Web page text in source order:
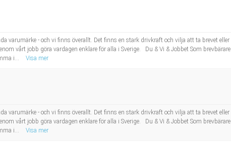
varumärke - och vi finns överallt. Det finns en stark drivkraft och vilja att ta brevet eller
vårt jobb göra vardagen enklare för alla i Sverige. Du & Vi & Jobbet Som brevbärare
i...
Visa mer
varumärke - och vi finns överallt. Det finns en stark drivkraft och vilja att ta brevet eller
vårt jobb göra vardagen enklare för alla i Sverige. Du & Vi & Jobbet Som brevbärare
i...
Visa mer